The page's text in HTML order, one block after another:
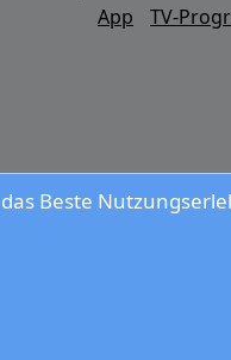
Beste
App
TV-